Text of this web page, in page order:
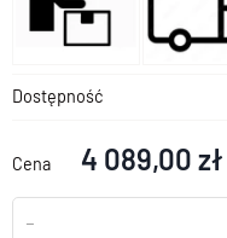
Dostępność
Cena 4 089,00 zł
-